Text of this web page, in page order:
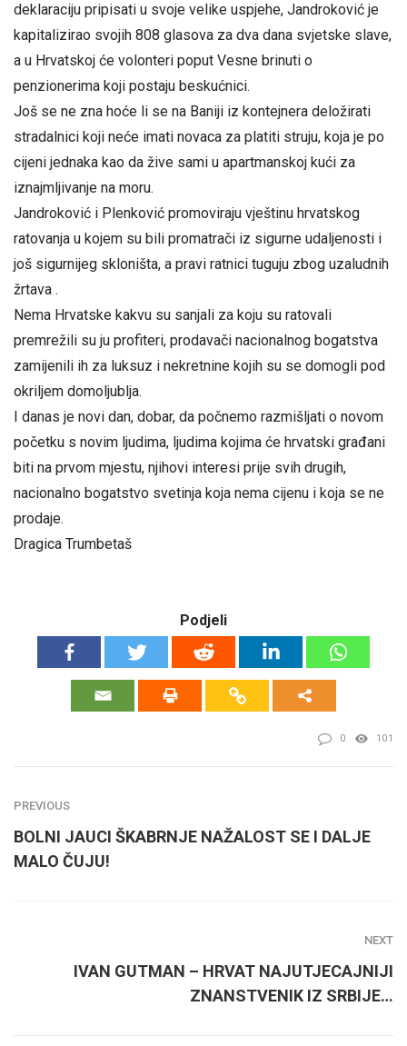
deklaraciju pripisati u svoje velike uspjehe, Jandroković je
kapitalizirao svojih 808 glasova za dva dana svjetske slave,
a u Hrvatskoj će volonteri poput Vesne brinuti o
penzionerima koji postaju beskućnici.
Još se ne zna hoće li se na Baniji iz kontejnera deložirati
stradalnici koji neće imati novaca za platiti struju, koja je po
cijeni jednaka kao da žive sami u apartmanskoj kući za
iznajmljivanje na moru.
Jandroković i Plenković promoviraju vještinu hrvatskog
ratovanja u kojem su bili promatrači iz sigurne udaljenosti i
još sigurnijeg skloništa, a pravi ratnici tuguju zbog uzaludnih
žrtava .
Nema Hrvatske kakvu su sanjali za koju su ratovali
premrežili su ju profiteri, prodavači nacionalnog bogatstva
zamijenili ih za luksuz i nekretnine kojih su se domogli pod
okriljem domoljublja.
I danas je novi dan, dobar, da počnemo razmišljati o novom
početku s novim ljudima, ljudima kojima će hrvatski građani
biti na prvom mjestu, njihovi interesi prije svih drugih,
nacionalno bogatstvo svetinja koja nema cijenu i koja se ne
prodaje.
Dragica Trumbetaš
Podjeli
0 101
PREVIOUS
BOLNI JAUCI ŠKABRNJE NAŽALOST SE I DALJE
MALO ČUJU!
NEXT
IVAN GUTMAN – HRVAT NAJUTJECAJNIJI
ZNANSTVENIK IZ SRBIJE…